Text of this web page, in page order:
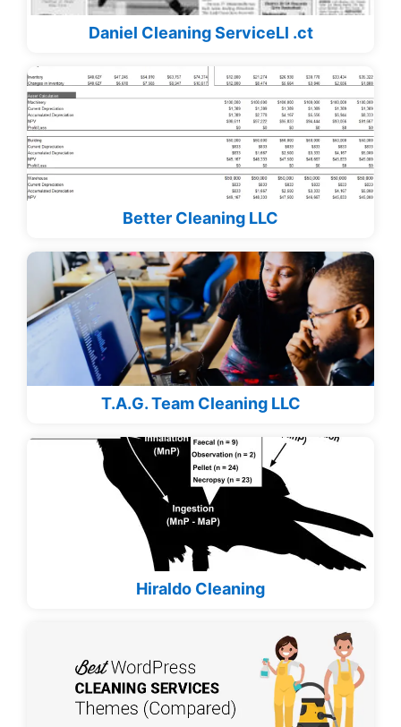
Daniel Cleaning ServiceLl .ct
Better Cleaning LLC
T.A.G. Team Cleaning LLC
Hiraldo Cleaning